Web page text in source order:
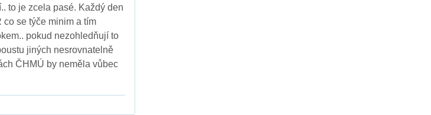
to je zcela pasé. Každý den
se týče minim a tím
pokud nezohledňují to
jiných nesrovnatelně
ČHMÚ by neměla vůbec